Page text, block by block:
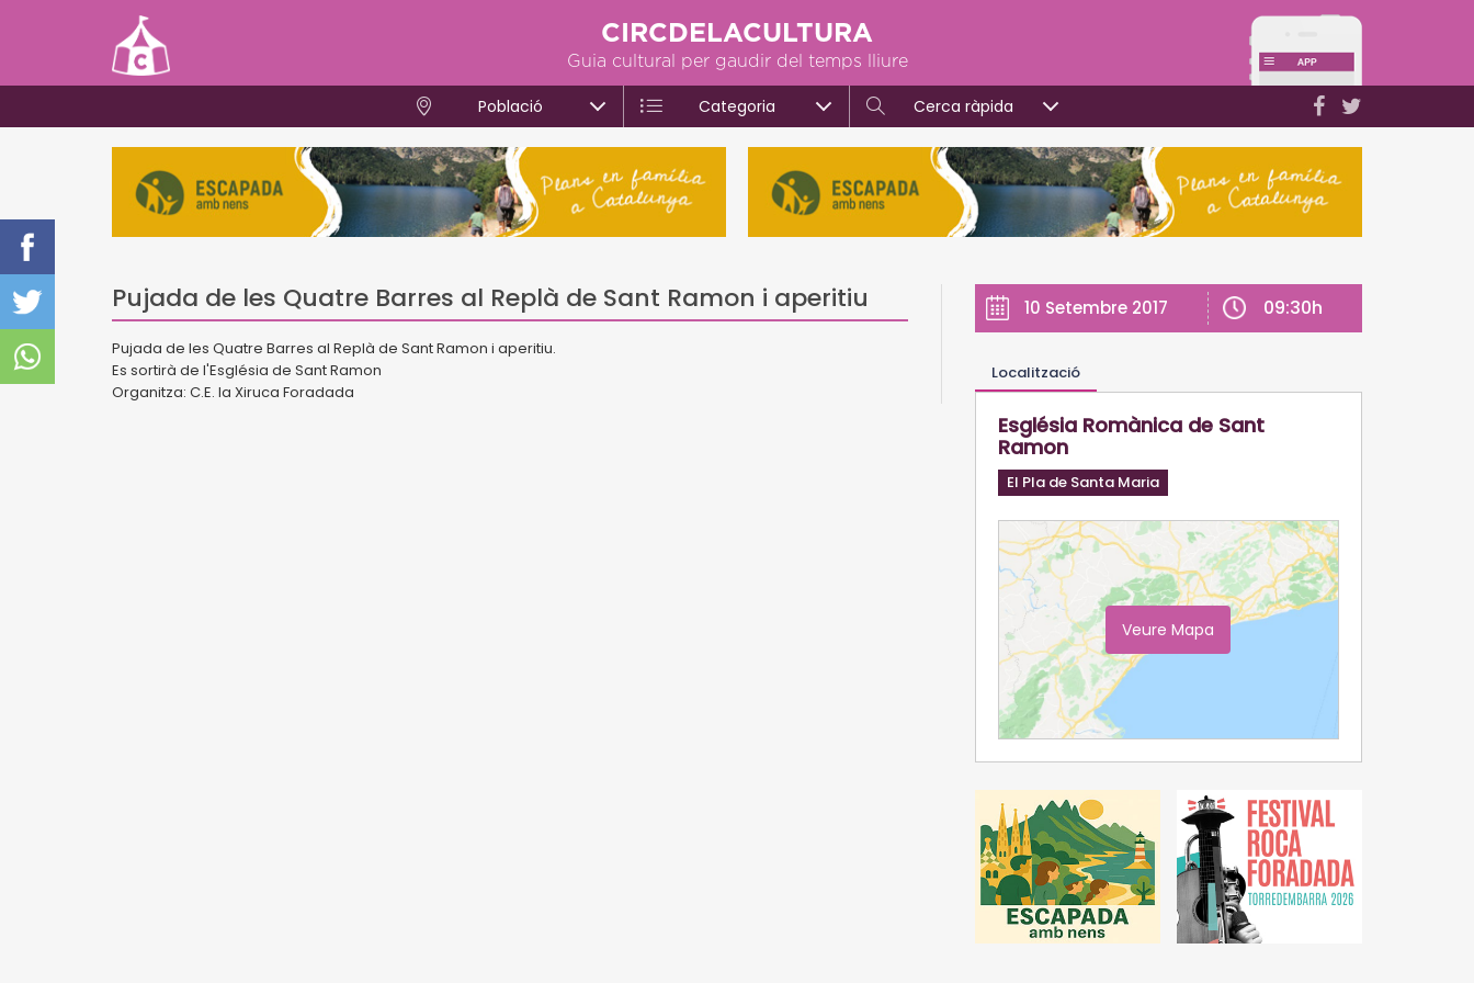
CIRCDELACULTURA
Guia cultural per gaudir del temps lliure
Població Categoria Cerca ràpida
Pujada de les Quatre Barres al Replà de Sant Ramon i aperitiu
Pujada de les Quatre Barres al Replà de Sant Ramon i aperitiu.
Es sortirà de l'Església de Sant Ramon
Organitza: C.E. la Xiruca Foradada
10 Setembre 2017 09:30h
Localització
Església Romànica de Sant
Ramon
El Pla de Santa Maria
Veure Mapa